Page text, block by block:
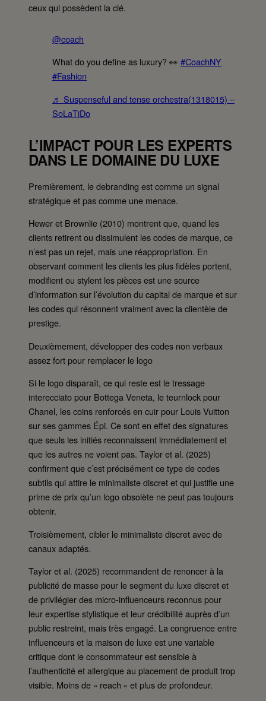
ceux qui possèdent la clé.
@coach
What do you define as luxury? 👀 #CoachNY
#Fashion
♬ Suspenseful and tense orchestra(1318015) –
SoLaTiDo
L’IMPACT POUR LES EXPERTS
DANS LE DOMAINE DU LUXE
Premièrement, le debranding est comme un signal
stratégique et pas comme une menace.
Hewer et Brownlie (2010) montrent que, quand les
clients retirent ou dissimulent les codes de marque, ce
n’est pas un rejet, mais une réappropriation. En
observant comment les clients les plus fidèles portent,
modifient ou stylent les pièces est une source
d’information sur l’évolution du capital de marque et sur
les codes qui résonnent vraiment avec la clientèle de
prestige.
Deuxièmement, développer des codes non verbaux
assez fort pour remplacer le logo
Si le logo disparaît, ce qui reste est le tressage
interecciato pour Bottega Veneta, le teurnlock pour
Chanel, les coins renforcés en cuir pour Louis Vuitton
sur ses gammes Épi. Ce sont en effet des signatures
que seuls les initiés reconnaissent immédiatement et
que les autres ne voient pas. Taylor et al. (2025)
confirment que c’est précisément ce type de codes
subtils qui attire le minimaliste discret et qui justifie une
prime de prix qu’un logo obsolète ne peut pas toujours
obtenir.
Troisièmement, cibler le minimaliste discret avec de
canaux adaptés.
Taylor et al. (2025) recommandent de renoncer à la
publicité de masse pour le segment du luxe discret et
de privilégier des micro-influenceurs reconnus pour
leur expertise stylistique et leur crédibilité auprès d’un
public restreint, mais très engagé. La congruence entre
influenceurs et la maison de luxe est une variable
critique dont le consommateur est sensible à
l’authenticité et allergique au placement de produit trop
visible. Moins de « reach » et plus de profondeur.